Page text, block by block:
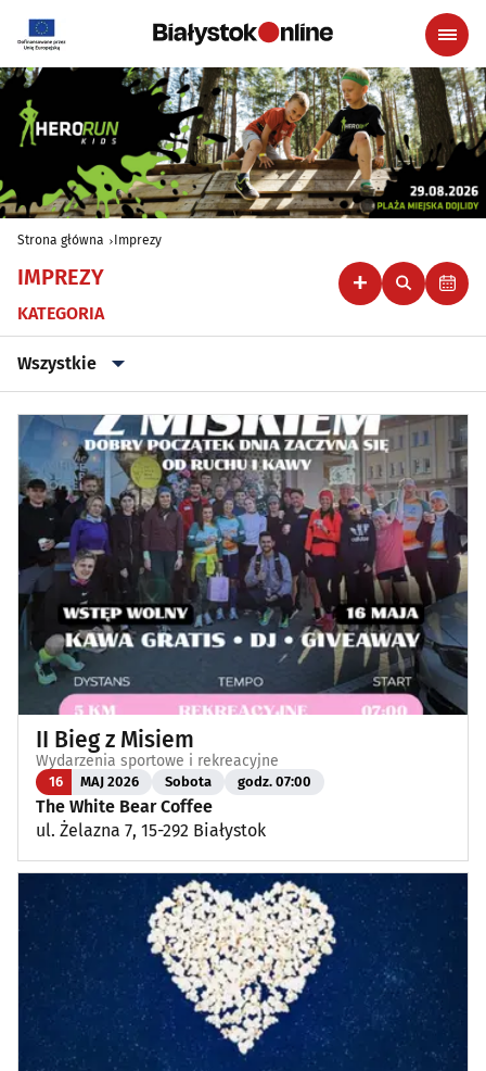
Strona główna Imprezy
IMPREZY
KATEGORIA
Wszystkie
Wszystkie
Klubowe, taneczne, granie do piwa(44)
Koncerty(87)
Koncerty muzyki poważnej(1)
Kino, teatr(111)
Wernisaże, wydarzenia artystyczne(3)
Wystawy(24)
Wydarzenia sportowe i rekreacyjne
Plenerowe, festyny(11)
Dla dzieci (3)
Targi, konferencje (8)
Wykłady, pokazy, imprezy okolicznościowe (12)
II Bieg z Misiem
Wydarzenia sportowe i rekreacyjne
16 MAJ 2026 Sobota godz. 07:00
The White Bear Coffee
ul. Żelazna 7, 15-292 Białystok